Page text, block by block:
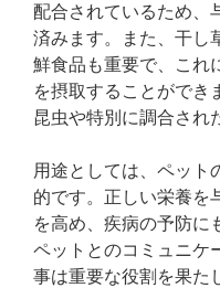
配合されているため、
済みます。また、干し
鮮食品も重要で、これ
を摂取することができ
昆虫や特別に調合され
用途としては、ペット
的です。正しい栄養を
を高め、疾病の予防に
ペットとのコミュニケ
事は重要な役割を果た